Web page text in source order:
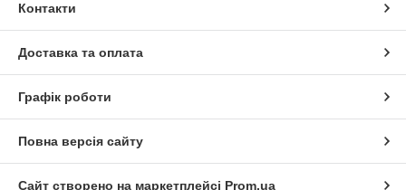
Контакти
Доставка та оплата
Графік роботи
Повна версія сайту
Сайт створено на маркетплейсі Prom.ua